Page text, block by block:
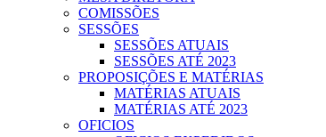
COMISSÕES
SESSÕES
SESSÕES ATUAIS
SESSÕES ATÉ 2023
PROPOSIÇÕES E MATÉRIAS
MATÉRIAS ATUAIS
MATÉRIAS ATÉ 2023
OFICIOS